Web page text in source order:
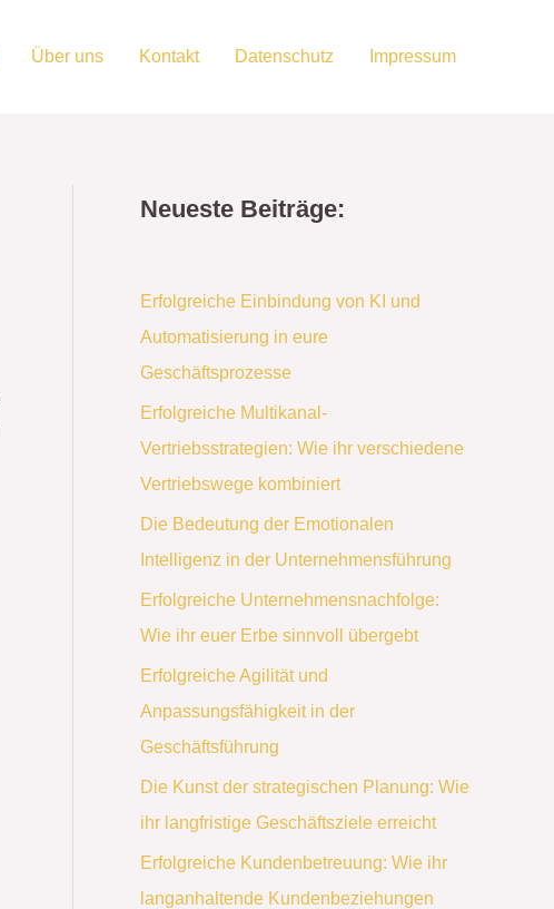
Über uns Kontakt Datenschutz Impressum
Neueste Beiträge:
Erfolgreiche Einbindung von KI und
Automatisierung in eure
Geschäftsprozesse
Erfolgreiche Multikanal-
Vertriebsstrategien: Wie ihr verschiedene
Vertriebswege kombiniert
Die Bedeutung der Emotionalen
Intelligenz in der Unternehmensführung
Erfolgreiche Unternehmensnachfolge:
Wie ihr euer Erbe sinnvoll übergebt
Erfolgreiche Agilität und
Anpassungsfähigkeit in der
Geschäftsführung
Die Kunst der strategischen Planung: Wie
ihr langfristige Geschäftsziele erreicht
Erfolgreiche Kundenbetreuung: Wie ihr
langanhaltende Kundenbeziehungen